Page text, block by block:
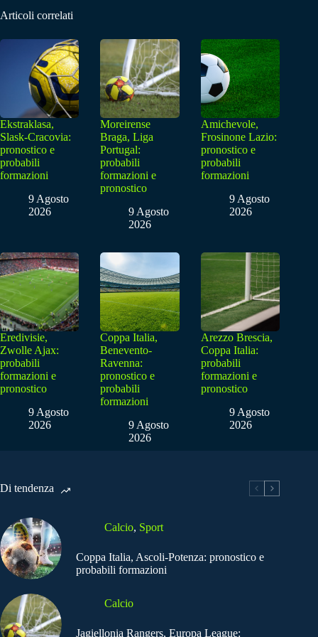
Articoli correlati
Ekstraklasa,
Slask-Cracovia:
pronostico e
probabili
formazioni
9 Agosto
2026
Moreirense
Braga, Liga
Portugal:
probabili
formazioni e
pronostico
9 Agosto
2026
Amichevole,
Frosinone Lazio:
pronostico e
probabili
formazioni
9 Agosto
2026
Eredivisie,
Zwolle Ajax:
probabili
formazioni e
pronostico
9 Agosto
2026
Coppa Italia,
Benevento-
Ravenna:
pronostico e
probabili
formazioni
9 Agosto
2026
Arezzo Brescia,
Coppa Italia:
probabili
formazioni e
pronostico
9 Agosto
2026
Di tendenza
Calcio, Sport
Coppa Italia, Ascoli-Potenza: pronostico e
probabili formazioni
Calcio
Jagiellonia Rangers, Europa League: